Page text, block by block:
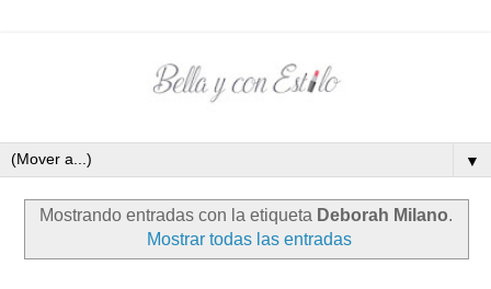
▼
Mostrando entradas con la etiqueta Deborah Milano.
Mostrar todas las entradas